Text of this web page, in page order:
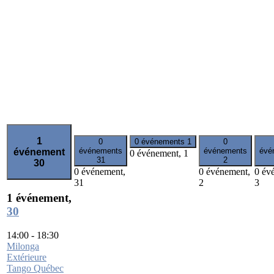
1
événement
30
1 événement,
30
14:00 - 18:30
Milonga
Extérieure
Tango Québec
0
événements
31
0 événement,
31
0 événements 1
0 événement, 1
0
événements
2
0 événement,
2
0
3